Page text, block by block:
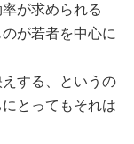
が求められる
が若者を中心に
する、というの
とってもそれは